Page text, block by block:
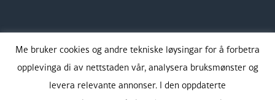
Me bruker cookies og andre tekniske løysingar for å forbetra
opplevinga di av nettstaden vår, analysera bruksmønster og
levera relevante annonser. I den oppdaterte